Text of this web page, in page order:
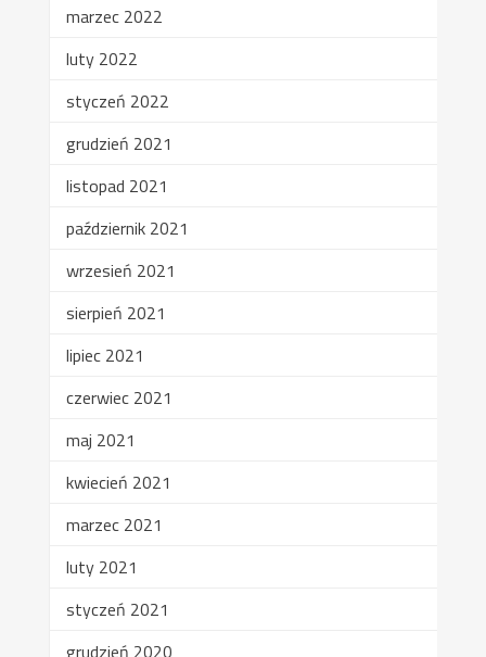
marzec 2022
luty 2022
styczeń 2022
grudzień 2021
listopad 2021
październik 2021
wrzesień 2021
sierpień 2021
lipiec 2021
czerwiec 2021
maj 2021
kwiecień 2021
marzec 2021
luty 2021
styczeń 2021